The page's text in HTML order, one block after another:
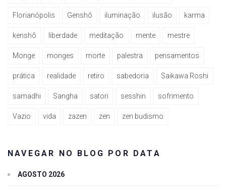
Florianópolis Genshô iluminação ilusão karma
kenshô liberdade meditação mente mestre
Monge monges morte palestra pensamentos
prática realidade retiro sabedoria Saikawa Roshi
samadhi Sangha satori sesshin sofrimento
Vazio vida zazen zen zen budismo
NAVEGAR NO BLOG POR DATA
AGOSTO 2026